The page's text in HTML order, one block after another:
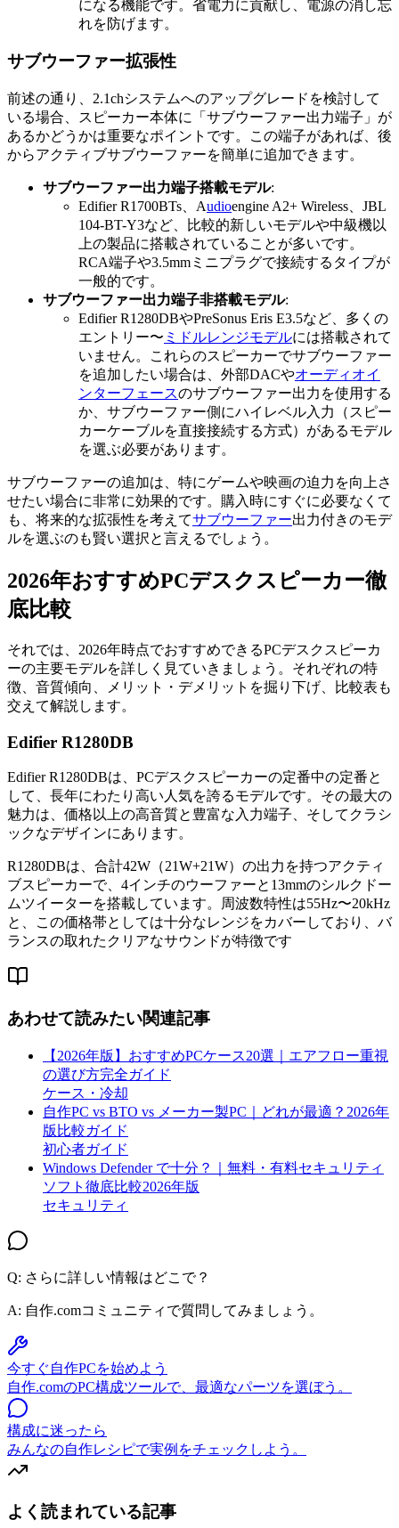
になる機能です。省電力に貢献し、電源の消し忘
れを防げます。
サブウーファー拡張性
前述の通り、2.1chシステムへのアップグレードを検討して
いる場合、スピーカー本体に「サブウーファー出力端子」が
あるかどうかは重要なポイントです。この端子があれば、後
からアクティブサブウーファーを簡単に追加できます。
サブウーファー出力端子搭載モデル:
Edifier R1700BTs、Audioengine A2+ Wireless、JBL
104-BT-Y3など、比較的新しいモデルや中級機以
上の製品に搭載されていることが多いです。
RCA端子や3.5mmミニプラグで接続するタイプが
一般的です。
サブウーファー出力端子非搭載モデル:
Edifier R1280DBやPreSonus Eris E3.5など、多くの
エントリー〜 ミドルレンジモデルには搭載されて
いません。これらのスピーカーでサブウーファー
を追加したい場合は、外部DACやオーディオイ
ンターフェースのサブウーファー出力を使用する
か、サブウーファー側にハイレベル入力（スピー
カーケーブルを直接接続する方式）があるモデル
を選ぶ必要があります。
サブウーファーの追加は、特にゲームや映画の迫力を向上さ
せたい場合に非常に効果的です。購入時にすぐに必要なくて
も、将来的な拡張性を考えてサブウーファー出力付きのモデ
ルを選ぶのも賢い選択と言えるでしょう。
2026年おすすめPCデスクスピーカー徹
底比較
それでは、2026年時点でおすすめできるPCデスクスピーカ
ーの主要モデルを詳しく見ていきましょう。それぞれの特
徴、音質傾向、メリット・デメリットを掘り下げ、比較表も
交えて解説します。
Edifier R1280DB
Edifier R1280DBは、PCデスクスピーカーの定番中の定番と
して、長年にわたり高い人気を誇るモデルです。その最大の
魅力は、価格以上の高音質と豊富な入力端子、そしてクラシ
ックなデザインにあります。
R1280DBは、合計42W（21W+21W）の出力を持つアクティ
ブスピーカーで、4インチのウーファーと13mmのシルクドー
ムツイーターを搭載しています。周波数特性は55Hz〜20kHz
と、この価格帯としては十分なレンジをカバーしており、バ
ランスの取れたクリアなサウンドが特徴です
あわせて読みたい関連記事
【2026年版】おすすめPCケース20選｜エアフロー重視
の選び方完全ガイド
ケース・冷却
自作PC vs BTO vs メーカー製PC｜どれが最適？2026年
版比較ガイド
初心者ガイド
Windows Defender で十分？｜無料・有料セキュリティ
ソフト徹底比較2026年版
セキュリティ
Q: さらに詳しい情報はどこで？
A: 自作.comコミュニティで質問してみましょう。
今すぐ自作PCを始めよう
自作.comのPC構成ツールで、最適なパーツを選ぼう。
構成に迷ったら
みんなの自作レシピで実例をチェックしよう。
よく読まれている記事